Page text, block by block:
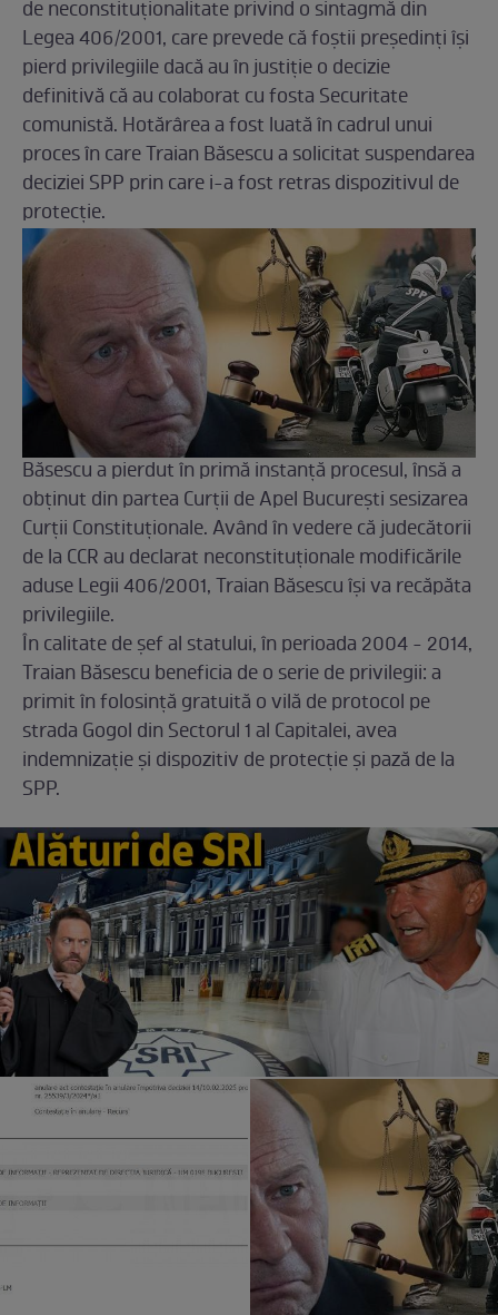
de neconstituționalitate privind o sintagmă din
Legea 406/2001, care prevede că foștii președinți își
pierd privilegiile dacă au în justiție o decizie
definitivă că au colaborat cu fosta Securitate
comunistă. Hotărârea a fost luată în cadrul unui
proces în care Traian Băsescu a solicitat suspendarea
deciziei SPP prin care i-a fost retras dispozitivul de
protecție.
Băsescu a pierdut în primă instanță procesul, însă a
obținut din partea Curții de Apel București sesizarea
Curții Constituționale. Având în vedere că judecătorii
de la CCR au declarat neconstituționale modificările
aduse Legii 406/2001, Traian Băsescu își va recăpăta
privilegiile.
În calitate de șef al statului, în perioada 2004 - 2014,
Traian Băsescu beneficia de o serie de privilegii: a
primit în folosință gratuită o vilă de protocol pe
strada Gogol din Sectorul 1 al Capitalei, avea
indemnizație și dispozitiv de protecție și pază de la
SPP.